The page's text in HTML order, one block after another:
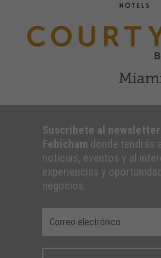
Suscribete al
Febicham donde tendrás
noticias, eventos y al
experiencias y
negocios.